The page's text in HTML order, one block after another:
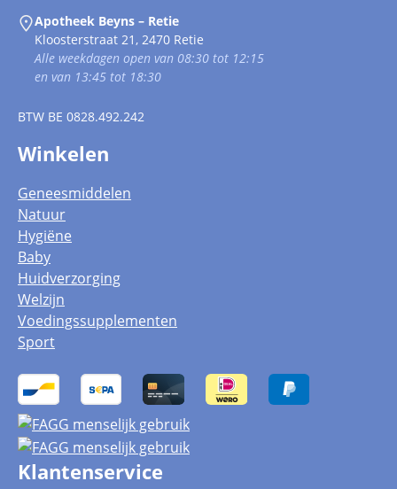
Apotheek Beyns – Retie
Kloosterstraat 21, 2470 Retie
Alle weekdagen open van 08:30 tot 12:15
en van 13:45 tot 18:30
BTW BE 0828.492.242
Winkelen
Geneesmiddelen
Natuur
Hygiëne
Baby
Huidverzorging
Welzijn
Voedingssupplementen
Sport
Klantenservice